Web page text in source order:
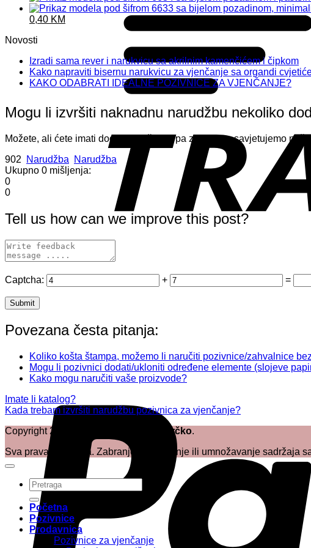
was:
1,00 KM.
is:
0,50 KM.
Original
was:
0,40 KM
Novosti
Izradi sama rever i narukvicu sa akrilnim kamenčićem i čipkom
Kako napraviti bisernu narukvicu za vjenčanje sa organdi
KAKO ODABRATI IDEALNE POZIVNICE ZA VJENČANJE?
Mogu li izvršiti naknadnu narudžbu nekoliko
Možete, ali ćete imati dodatne troškove pa zbog toga savjetujemo
902
Narudžba
Narudžba
Ukupno 0 mišljenja:
0
0
Tell us how can we improve this post?
Captcha: + =
Povezana česta pitanja:
Koliko košta štampa, možemo li naručiti pozivnice/zahvalnice
Mogu li pozivnici dodati/ukloniti određene elemente (slojeve
Kako mogu naručiti vaše proizvode?
Imate li katalog?
Kada trebam izvršiti narudžbu pozivnica za vjenčanje?
Copyright 2026 Megatrend d.o.o. Brčko.
Sva prava zadržana. Zabranjeno kopiranje ili umnožavanje sadržaja
Pretraži:
Početna
Pozivnice
Prodavnica
Pozivnice za vjenčanje